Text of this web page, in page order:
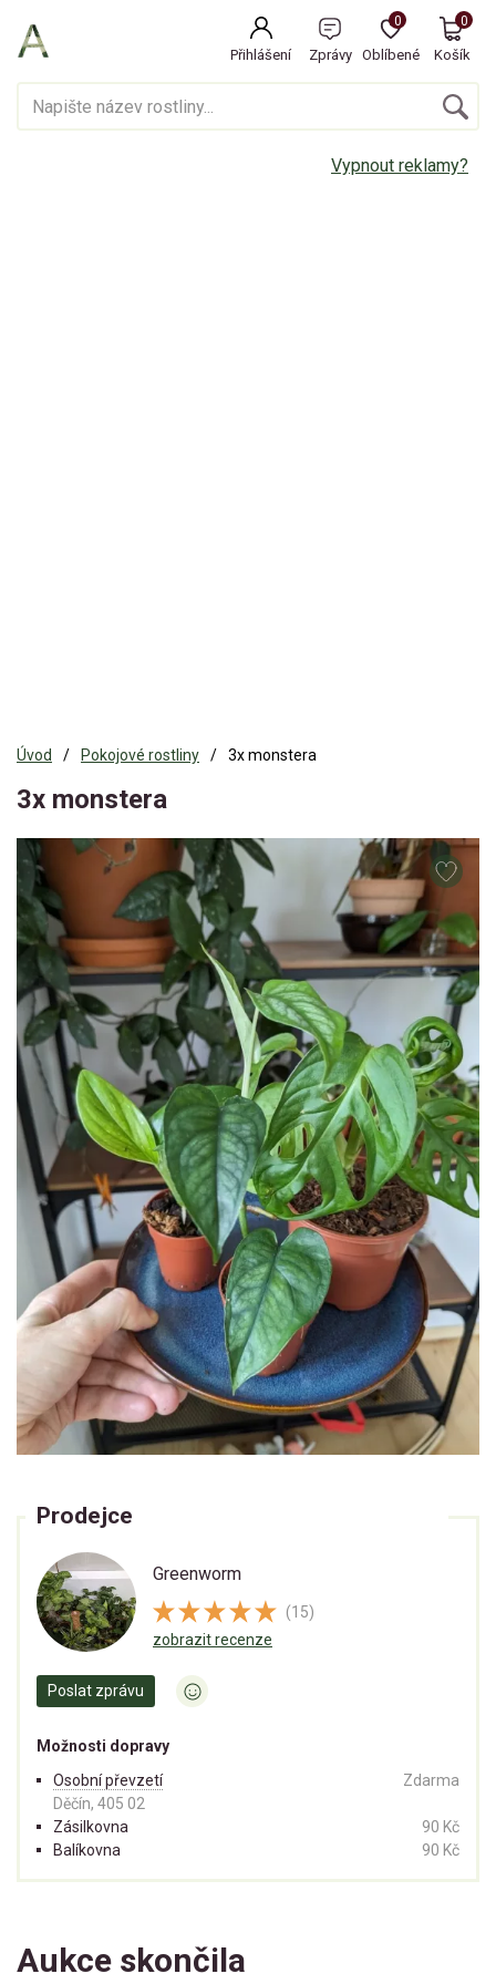
Přihlášení Zprávy Oblíbené
0
Košík
0
Vypnout reklamy?
Úvod Pokojové rostliny 3x monstera
3x monstera
Prodejce
Greenworm
(15)
zobrazit recenze
Poslat zprávu
Možnosti dopravy
Osobní převzetí
Děčín, 405 02
Zdarma
Zásilkovna
90 Kč
Balíkovna
90 Kč
Aukce skončila